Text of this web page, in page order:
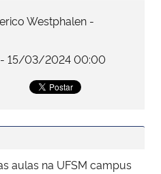
Westphalen -
15/03/2024 00:00
aulas na UFSM campus